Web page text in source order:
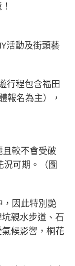
活動及街頭藝
行程包含福田
報名為主），
較不會受破
況可期。（圖
因此特別艷
親水步道、石
候影響，桐花